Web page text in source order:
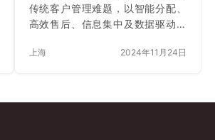
传统客户管理难题，以智能分配、
高效售后、信息集中及数据驱动，
务、增忠诚，助力企业精细管理与
上海 2024年11月24日